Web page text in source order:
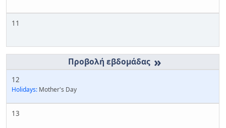
11
»
12
Holidays: Mother's Day
13